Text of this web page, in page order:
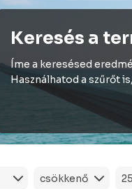
Keresés a
Íme a keresésed
Használhatod a szűrőt